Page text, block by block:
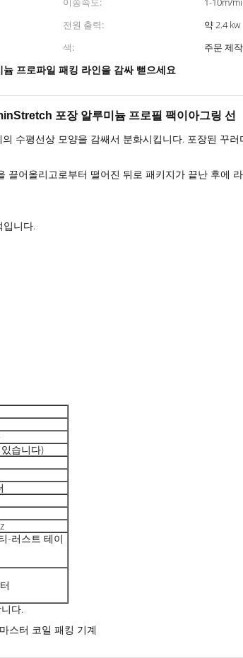
전원 출력:
약 2.4 kw
색:
주문 제
늄 프로파일 패킹 라인을 감싸 뻗으세요
포장 알루미늄 프로필 팩이아그링 선
수평선상 모양을 감쌔서 분화시킵니다. 포장된 꾸
어올리고로부터 떨어진 뒤로 패키지가 끝난 후에
입니다.
습니다)
-러스트 테이
다.
스터 코일 패킹 기계